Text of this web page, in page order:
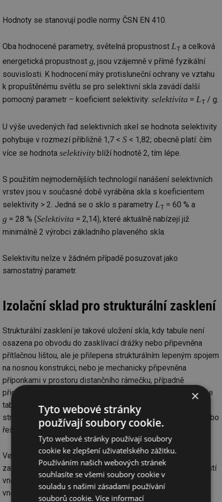
Hodnoty se stanovují podle normy ČSN EN 410.
Oba hodnocené parametry, světelná propustnost LT a celková
energetická propustnost g, jsou vzájemně v přímé fyzikální
souvislosti. K hodnocení míry protisluneční ochrany ve vztahu
k propuštěnému světlu se pro selektivní skla zavádí další
pomocný parametr – koeficient selektivity: selektivita = LT / g.
U výše uvedených řad selektivních skel se hodnota selektivity
pohybuje v rozmezí přibližně 1,7 < S < 1,82; obecně platí: čím
více se hodnota selektivity blíží hodnotě 2, tím lépe.
S použitím nejmodernějších technologií nanášení selektivních
vrstev jsou v současné době vyráběna skla s koeficientem
selektivity > 2. Jedná se o sklo s parametry LT = 60 % a
g = 28 % (Selektivita = 2,14), které aktuálně nabízejí již
minimálně 2 výrobci základního plaveného skla.
Selektivitu nelze v žádném případě posuzovat jako
samostatný parametr.
Izolační sklad pro strukturální zasklení
Strukturální zasklení je takové uložení skla, kdy tabule není
osazena po obvodu do zasklívací drážky nebo připevněna
přítlačnou lištou, ale je přilepena strukturálním lepeným spojem
na nosnou konstrukci, nebo je mechanicky připevněna
příponkami v prostoru distančního rámečku, případně
přichycena bodovými příponkami. Jedná se i o případy, kdy je
tabule po dvou stranách připevněna přítlačnými lištami, a dvě
strany jsou pouze zatmeleny (tzv. polostrukturální fasáda nebo
řešení světlíků a skleněných střech).
Ve všech případech je lepený spoj izolačního skla namáhán
zatížením vnější tabule tlakem a sáním větru, vlastní hmotností
vnější tabule, je vystaven působení UV záření prostupujícího
vnější tabuli, a je v kontaktu s těsnícím tmelem vyplňujícím
×
Tyto webové stránky
používají soubory cookie.
Tyto webové stránky používají soubory
cookie ke zlepšení uživatelského zážitku.
Používáním našich webových stránek
souhlasíte se všemi soubory cookie v
souladu s našimi zásadami používání
souborů cookie.Více informací